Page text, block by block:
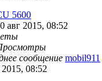
5600
авг 2015, 08:52
сообщение mobil911
2015, 08:52